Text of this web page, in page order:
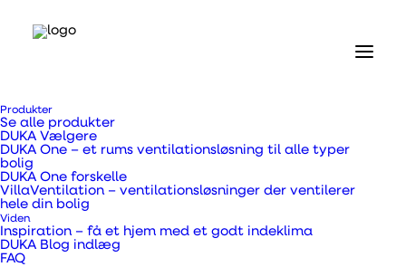
Produkter
Se alle produkter
DUKA Vælgere
DUKA One – et rums ventilationsløsning til alle typer
bolig
DUKA One forskelle
VillaVentilation – ventilationsløsninger der ventilerer
hele din bolig
Viden
Inspiration – få et hjem med et godt indeklima
DUKA Blog indlæg
FAQ
Forside
Produkter
Ventiler og riste
Lamelventil type 70/10C – teglrød